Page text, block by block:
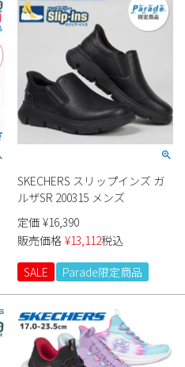
SKECHERS スリップインズ ガ
ルザSR 200315 メンズ
定価 ¥16,390
販売価格 ¥13,112税込
SALE
Parade限定商品